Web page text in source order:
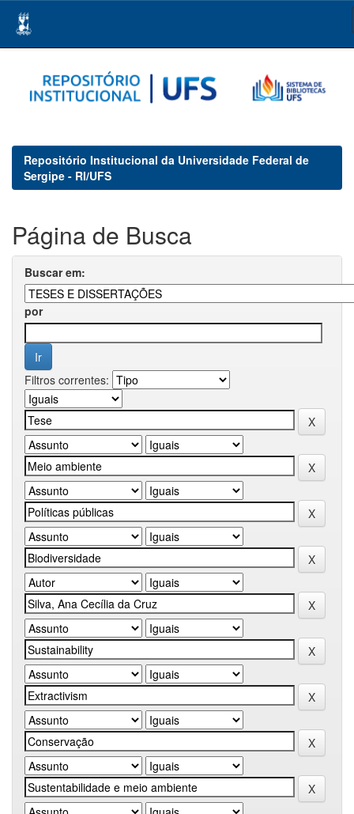
navigation
Repositório Institucional da Universidade Federal de
Sergipe - RI/UFS
Página de Busca
Buscar em:
por
Filtros correntes: